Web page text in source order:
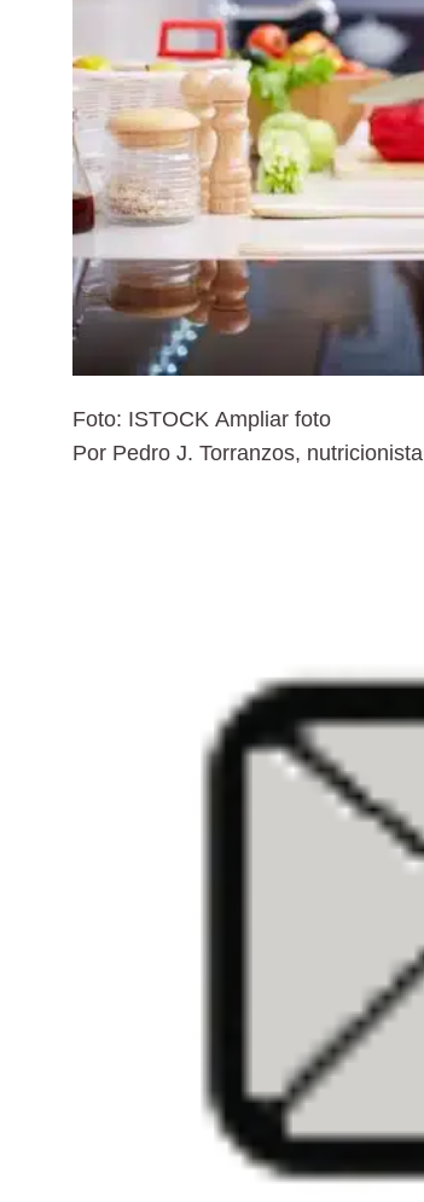
Foto: ISTOCK Ampliar foto
Por Pedro J. Torranzos, nutricionista